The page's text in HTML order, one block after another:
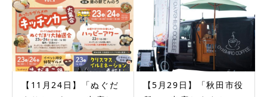
【11月24日】「ぬぐだ
【5月29日】「秋田市役